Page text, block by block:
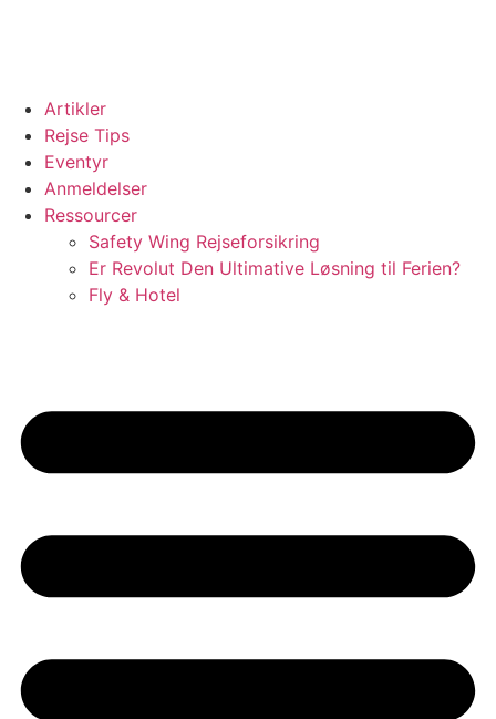
Artikler
Rejse Tips
Eventyr
Anmeldelser
Ressourcer
Safety Wing Rejseforsikring
Er Revolut Den Ultimative Løsning til Ferien?
Fly & Hotel